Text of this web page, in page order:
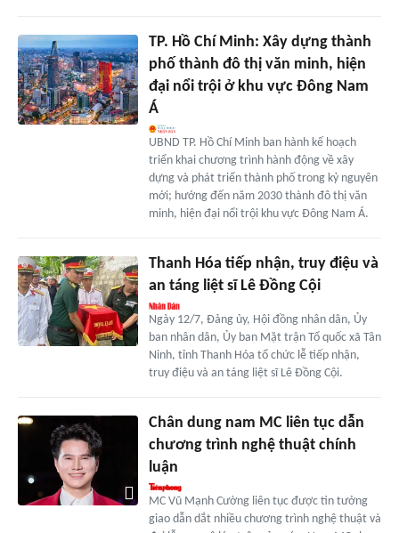
TP. Hồ Chí Minh: Xây dựng thành
phố thành đô thị văn minh, hiện
đại nổi trội ở khu vực Đông Nam
Á
UBND TP. Hồ Chí Minh ban hành kế hoạch
triển khai chương trình hành động về xây
dựng và phát triển thành phố trong kỷ nguyên
mới; hướng đến năm 2030 thành đô thị văn
minh, hiện đại nổi trội khu vực Đông Nam Á.
Thanh Hóa tiếp nhận, truy điệu và
an táng liệt sĩ Lê Đồng Cội
Ngày 12/7, Đảng ủy, Hội đồng nhân dân, Ủy
ban nhân dân, Ủy ban Mặt trận Tổ quốc xã Tân
Ninh, tỉnh Thanh Hóa tổ chức lễ tiếp nhận,
truy điệu và an táng liệt sĩ Lê Đồng Cội.
Chân dung nam MC liên tục dẫn
chương trình nghệ thuật chính
luận
MC Vũ Mạnh Cường liên tục được tin tưởng
giao dẫn dắt nhiều chương trình nghệ thuật và